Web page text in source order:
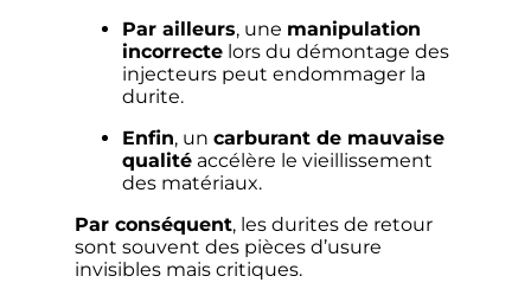
Par ailleurs, une manipulation
incorrecte lors du démontage des
injecteurs peut endommager la
durite.
Enfin, un carburant de mauvaise
qualité accélère le vieillissement
des matériaux.
Par conséquent, les durites de retour
sont souvent des pièces d’usure
invisibles mais critiques.